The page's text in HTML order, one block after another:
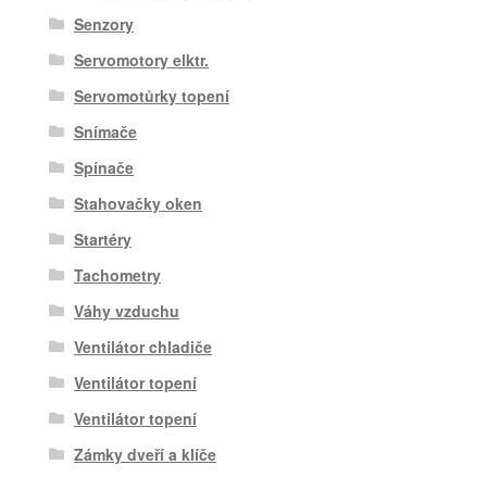
Senzory
Servomotory elktr.
Servomotůrky topení
Snímače
Spínače
Stahovačky oken
Startéry
Tachometry
Váhy vzduchu
Ventilátor chladiče
Ventilátor topení
Ventilátor topení
Zámky dveří a klíče